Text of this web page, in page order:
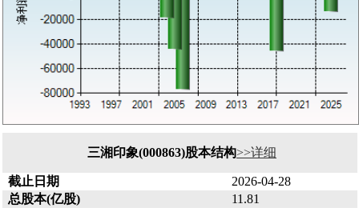
三湘印象(000863)股本结构>>详细
截止日期
2026-04-28
总股本(亿股)
11.81